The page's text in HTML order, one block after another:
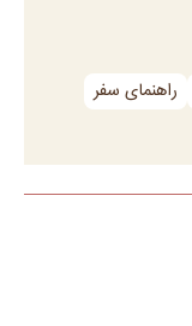
راهنمای سفر